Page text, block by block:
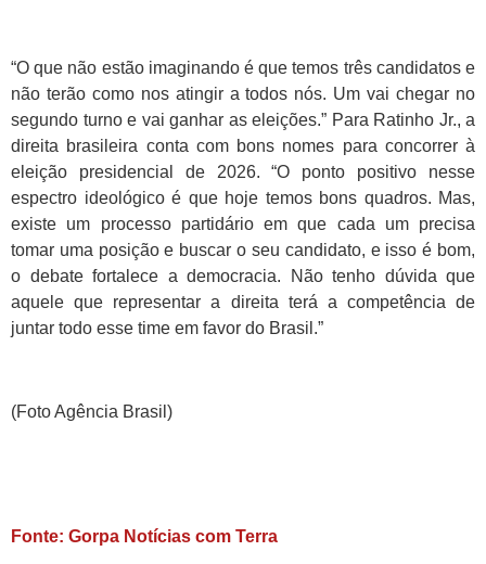
“O que não estão imaginando é que temos três candidatos e
não terão como nos atingir a todos nós. Um vai chegar no
segundo turno e vai ganhar as eleições.” Para Ratinho Jr., a
direita brasileira conta com bons nomes para concorrer à
eleição presidencial de 2026. “O ponto positivo nesse
espectro ideológico é que hoje temos bons quadros. Mas,
existe um processo partidário em que cada um precisa
tomar uma posição e buscar o seu candidato, e isso é bom,
o debate fortalece a democracia. Não tenho dúvida que
aquele que representar a direita terá a competência de
juntar todo esse time em favor do Brasil.”
(Foto Agência Brasil)
Fonte: Gorpa Notícias com Terra